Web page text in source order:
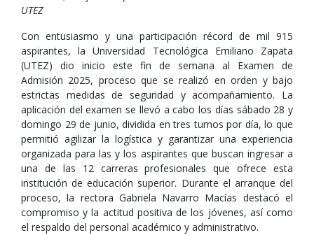
UTEZ
Con entusiasmo y una participación récord de mil 915
aspirantes, la Universidad Tecnológica Emiliano Zapata
(UTEZ) dio inicio este fin de semana al Examen de
Admisión 2025, proceso que se realizó en orden y bajo
estrictas medidas de seguridad y acompañamiento. La
aplicación del examen se llevó a cabo los días sábado 28 y
domingo 29 de junio, dividida en tres turnos por día, lo que
permitió agilizar la logística y garantizar una experiencia
organizada para las y los aspirantes que buscan ingresar a
una de las 12 carreras profesionales que ofrece esta
institución de educación superior. Durante el arranque del
proceso, la rectora Gabriela Navarro Macías destacó el
compromiso y la actitud positiva de los jóvenes, así como
el respaldo del personal académico y administrativo.